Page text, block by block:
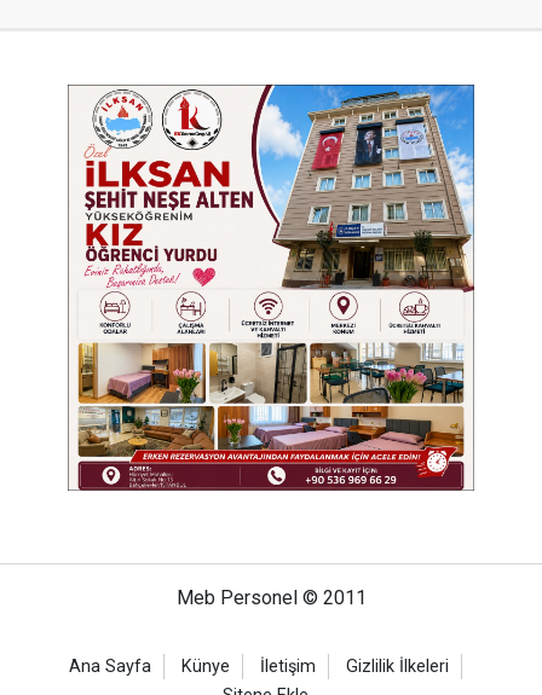
Meb Personel © 2011
Ana Sayfa Künye İletişim
Gizlilik İlkeleri